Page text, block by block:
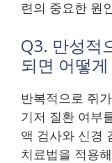
련의 중요한 원
Q3. 만성적
되면 어떻
반복적으로 쥐
기저 질환 여부
액 검사와 신경
치료법을 적용